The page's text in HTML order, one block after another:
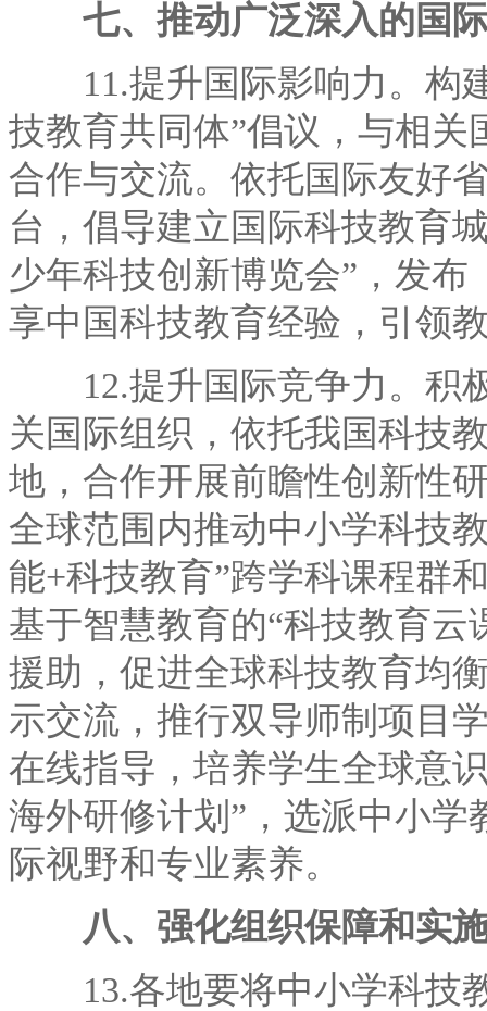
七、推动广泛深入的国
11.提升国际影响力。构建
技教育共同体”倡议，与相
合作与交流。依托国际友好
台，倡导建立国际科技教育
少年科技创新博览会”，发
享中国科技教育经验，引领
12.提升国际竞争力。积
关国际组织，依托我国科技
地，合作开展前瞻性创新性
全球范围内推动中小学科技
能+科技教育”跨学科课程群
基于智慧教育的“科技教育
援助，促进全球科技教育均
示交流，推行双导师制项目
在线指导，培养学生全球意
海外研修计划”，选派中小
际视野和专业素养。
八、强化组织保障和实
13.各地要将中小学科技